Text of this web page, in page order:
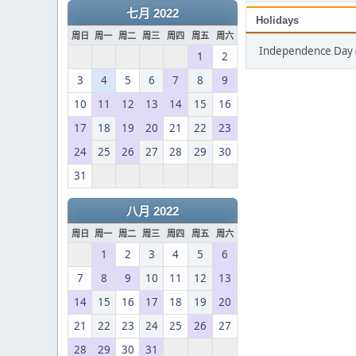
七月 2022
周日 周一 周二 周三 周四 周五 周六
1
2
3
4 5 6 7 8
9
10
11 12 13 14 15
16
17
18 19 20 21 22
23
24
25 26 27 28 29
30
31
八月 2022
周日 周一 周二 周三 周四 周五 周六
1 2 3 4 5
6
7
8 9 10 11 12
13
14
15 16 17 18 19
20
21
22 23 24 25 26
27
28
29 30 31
Holidays
Independence Day